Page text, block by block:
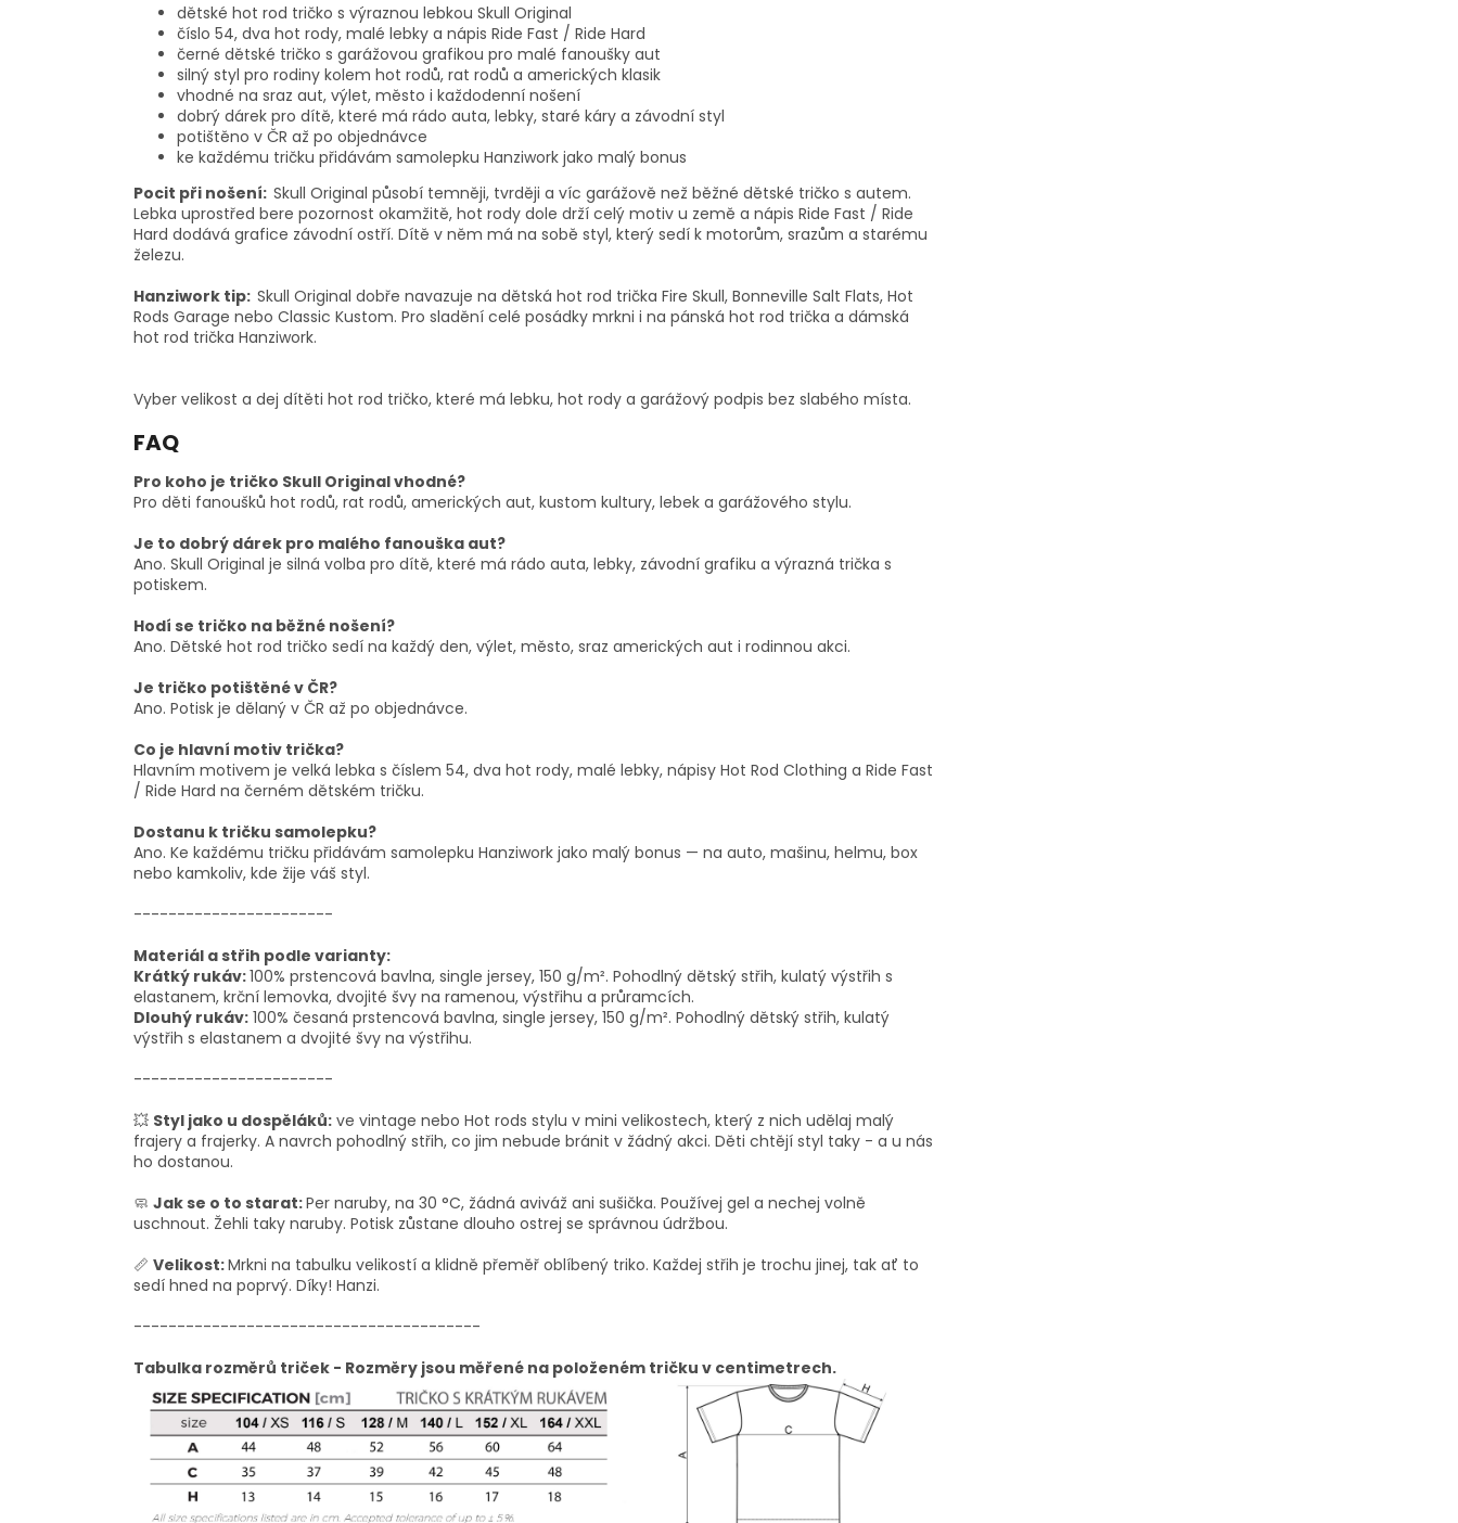
dětské hot rod tričko s výraznou lebkou Skull Original
číslo 54, dva hot rody, malé lebky a nápis Ride Fast / Ride Hard
černé dětské tričko s garážovou grafikou pro malé fanoušky aut
silný styl pro rodiny kolem hot rodů, rat rodů a amerických klasik
vhodné na sraz aut, výlet, město i každodenní nošení
dobrý dárek pro dítě, které má rádo auta, lebky, staré káry a závodní styl
potištěno v ČR až po objednávce
ke každému tričku přidávám samolepku Hanziwork jako malý bonus
Pocit při nošení: Skull Original působí temněji, tvrději a víc garážově než běžné dětské tričko s autem.
Lebka uprostřed bere pozornost okamžitě, hot rody dole drží celý motiv u země a nápis Ride Fast / Ride
Hard dodává grafice závodní ostří. Dítě v něm má na sobě styl, který sedí k motorům, srazům a starému
železu.
Hanziwork tip: Skull Original dobře navazuje na dětská hot rod trička Fire Skull, Bonneville Salt Flats, Hot
Rods Garage nebo Classic Kustom. Pro sladění celé posádky mrkni i na pánská hot rod trička a dámská
hot rod trička Hanziwork.
Vyber velikost a dej dítěti hot rod tričko, které má lebku, hot rody a garážový podpis bez slabého místa.
FAQ
Pro koho je tričko Skull Original vhodné?
Pro děti fanoušků hot rodů, rat rodů, amerických aut, kustom kultury, lebek a garážového stylu.
Je to dobrý dárek pro malého fanouška aut?
Ano. Skull Original je silná volba pro dítě, které má rádo auta, lebky, závodní grafiku a výrazná trička s
potiskem.
Hodí se tričko na běžné nošení?
Ano. Dětské hot rod tričko sedí na každý den, výlet, město, sraz amerických aut i rodinnou akci.
Je tričko potištěné v ČR?
Ano. Potisk je dělaný v ČR až po objednávce.
Co je hlavní motiv trička?
Hlavním motivem je velká lebka s číslem 54, dva hot rody, malé lebky, nápisy Hot Rod Clothing a Ride Fast
/ Ride Hard na černém dětském tričku.
Dostanu k tričku samolepku?
Ano. Ke každému tričku přidávám samolepku Hanziwork jako malý bonus — na auto, mašinu, helmu, box
nebo kamkoliv, kde žije váš styl.
-----------------------
Materiál a střih podle varianty:
Krátký rukáv:100% prstencová bavlna, single jersey, 150 g/m². Pohodlný dětský střih, kulatý výstřih s
elastanem, krční lemovka, dvojité švy na ramenou, výstřihu a průramcích.
Dlouhý rukáv: 100% česaná prstencová bavlna, single jersey, 150 g/m². Pohodlný dětský střih, kulatý
výstřih s elastanem a dvojité švy na výstřihu.
-----------------------
💥 Styl jako u dospěláků: ve vintage nebo Hot rods stylu v mini velikostech, který z nich udělaj malý
frajery a frajerky. A navrch pohodlný střih, co jim nebude bránit v žádný akci. Děti chtějí styl taky - a u nás
ho dostanou.
🧼 Jak se o to starat:Per naruby, na 30 °C, žádná aviváž ani sušička. Používej gel a nechej volně
uschnout. Žehli taky naruby. Potisk zůstane dlouho ostrej se správnou údržbou.
📏 Velikost:Mrkni na tabulku velikostí a klidně přeměř oblíbený triko. Každej střih je trochu jinej, tak ať to
sedí hned na poprvý. Díky! Hanzi.
----------------------------------------
Tabulka rozměrů triček - Rozměry jsou měřené na položeném tričku v centimetrech.